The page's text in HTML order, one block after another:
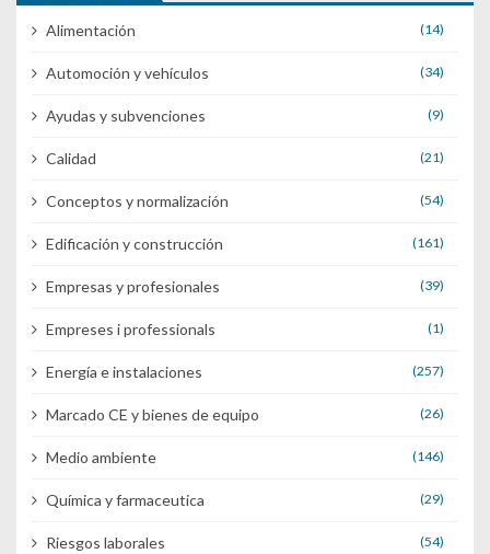
Alimentación (14)
Automoción y vehículos (34)
Ayudas y subvenciones (9)
Calidad (21)
Conceptos y normalización (54)
Edificación y construcción (161)
Empresas y profesionales (39)
Empreses i professionals (1)
Energía e instalaciones (257)
Marcado CE y bienes de equipo (26)
Medio ambiente (146)
Química y farmaceutica (29)
Riesgos laborales (54)